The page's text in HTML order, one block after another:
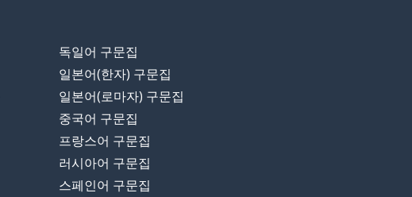
독일어 구문집
일본어(한자) 구문집
일본어(로마자) 구문집
중국어 구문집
프랑스어 구문집
러시아어 구문집
스페인어 구문집